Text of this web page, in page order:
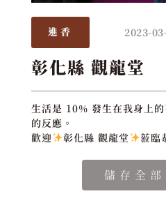
進香 2023-
彰化縣 觀龍堂
生活是 10% 發生在我身上
的反應。
歡迎
彰化縣 觀龍堂 蒞臨
儲存全部